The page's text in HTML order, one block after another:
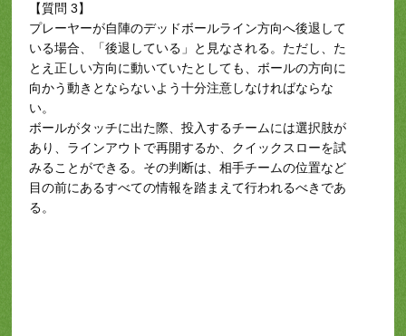
【質問 3】
プレーヤーが自陣のデッドボールライン方向へ後退して
いる場合、「後退している」と見なされる。ただし、た
とえ正しい方向に動いていたとしても、ボールの方向に
向かう動きとならないよう十分注意しなければならな
い。
ボールがタッチに出た際、投入するチームには選択肢が
あり、ラインアウトで再開するか、クイックスローを試
みることができる。その判断は、相手チームの位置など
目の前にあるすべての情報を踏まえて行われるべきであ
る。